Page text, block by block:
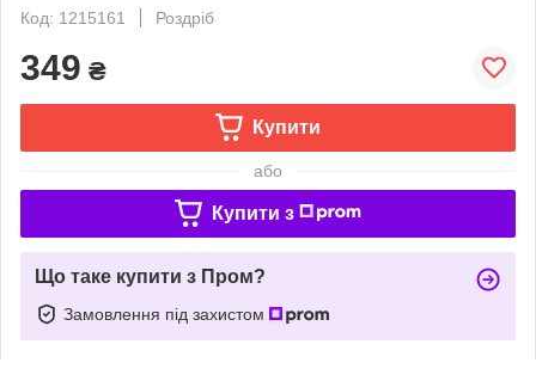
Код: 1215161
Роздріб
349 ₴
Купити
або
Купити з
Що таке купити з Пром?
Замовлення під захистом